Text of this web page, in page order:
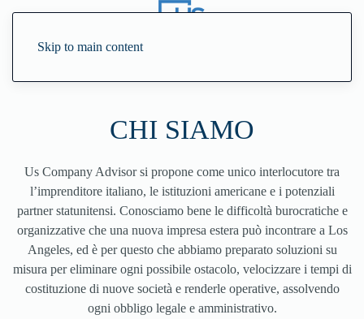
Skip to main content
CHI SIAMO
Us Company Advisor si propone come unico interlocutore tra
l’imprenditore italiano, le istituzioni americane e i potenziali
partner statunitensi. Conosciamo bene le difficoltà burocratiche e
organizzative che una nuova impresa estera può incontrare a Los
Angeles, ed è per questo che abbiamo preparato soluzioni su
misura per eliminare ogni possibile ostacolo, velocizzare i tempi di
costituzione di nuove società e renderle operative, assolvendo
ogni obbligo legale e amministrativo.